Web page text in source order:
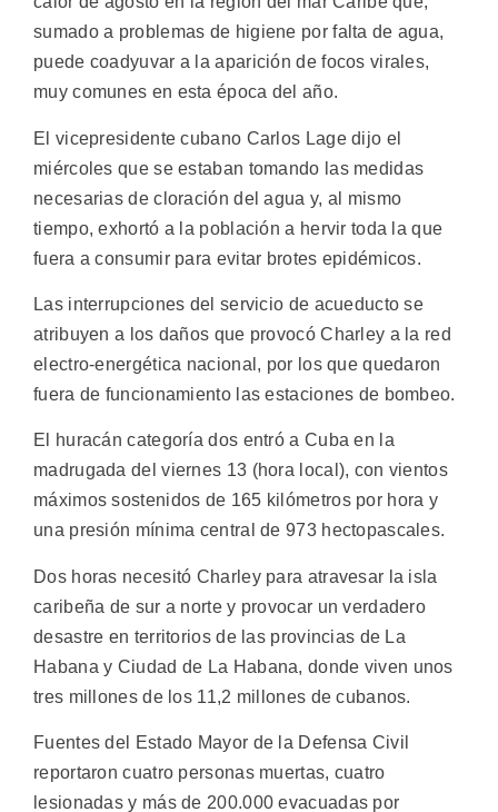
sumado a problemas de higiene por falta de agua,
puede coadyuvar a la aparición de focos virales,
muy comunes en esta época del año.
El vicepresidente cubano Carlos Lage dijo el
miércoles que se estaban tomando las medidas
necesarias de cloración del agua y, al mismo
tiempo, exhortó a la población a hervir toda la que
fuera a consumir para evitar brotes epidémicos.
Las interrupciones del servicio de acueducto se
atribuyen a los daños que provocó Charley a la red
electro-energética nacional, por los que quedaron
fuera de funcionamiento las estaciones de bombeo.
El huracán categoría dos entró a Cuba en la
madrugada del viernes 13 (hora local), con vientos
máximos sostenidos de 165 kilómetros por hora y
una presión mínima central de 973 hectopascales.
Dos horas necesitó Charley para atravesar la isla
caribeña de sur a norte y provocar un verdadero
desastre en territorios de las provincias de La
Habana y Ciudad de La Habana, donde viven unos
tres millones de los 11,2 millones de cubanos.
Fuentes del Estado Mayor de la Defensa Civil
reportaron cuatro personas muertas, cuatro
lesionadas y más de 200.000 evacuadas por